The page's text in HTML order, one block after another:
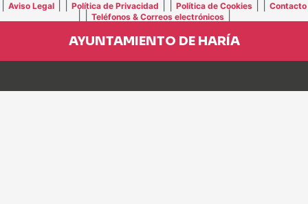
Aviso Legal Política de Privacidad Política de Cookies Contacto
Teléfonos & Correos electrónicos|
AYUNTAMIENTO DE HARÍA